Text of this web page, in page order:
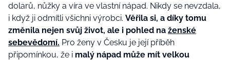
dolarů, nůžky a víra ve vlastní nápad. Nikdy se nevzdala,
i když ji odmítli všichni výrobci. Věřila si, a díky tomu
změnila nejen svůj život, ale i pohled na ženské
sebevědomí. Pro ženy v Česku je její příběh
připomínkou, že i malý nápad může mít velkou